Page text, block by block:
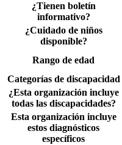
¿Tienen boletín
informativo?
¿Cuidado de niños
disponible?
Rango de edad
Categorías de discapacidad
¿Esta organización incluye
todas las discapacidades?
Esta organización incluye
estos diagnósticos
específicos